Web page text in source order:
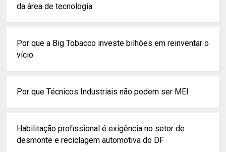
da área de tecnologia
Por que a Big Tobacco investe bilhões em reinventar o
vício
Por que Técnicos Industriais não podem ser MEI
Habilitação profissional é exigência no setor de
desmonte e reciclagem automotiva do DF